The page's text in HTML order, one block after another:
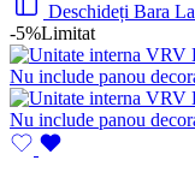
Deschideți Bara
-5%Limitat